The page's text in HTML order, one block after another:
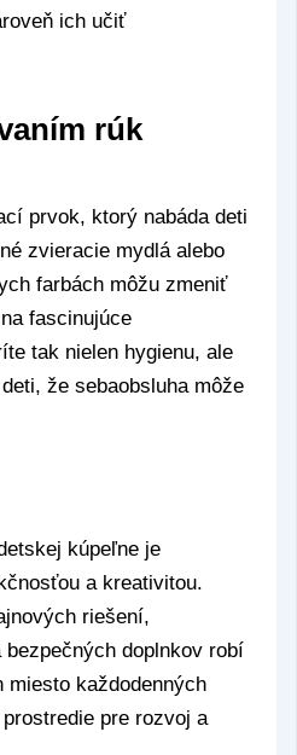
ich učiť
rúk
prvok, ktorý nabáda deti
zvieracie mydlá alebo
farbách môžu zmeniť
fascinujúce
tak nielen hygienu, ale
že sebaobsluha môže
kúpeľne je
a kreativitou.
riešení,
doplnkov robí
miesto každodenných
pre rozvoj a